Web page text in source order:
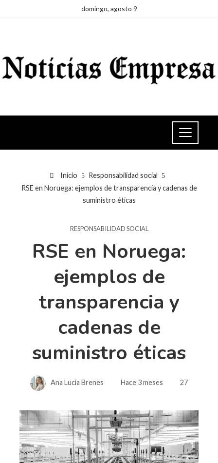
domingo, agosto 9
Inicio
Responsabilidad social
RSE en Noruega: ejemplos de transparencia y cadenas de
suministro éticas
RESPONSABILIDAD SOCIAL
RSE en Noruega:
ejemplos de
transparencia y
cadenas de
suministro éticas
Ana Lucía Brenes Hace 3 meses 27